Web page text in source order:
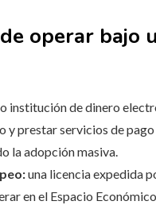
operar bajo
institución de dinero
prestar servicios de
la adopción masiva.
una licencia expedida
en el Espacio